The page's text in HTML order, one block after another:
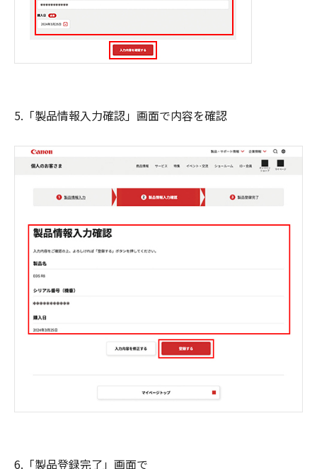
5.「製品情報入力確認」画面で内容を確認
6.「製品登録完了」画面で